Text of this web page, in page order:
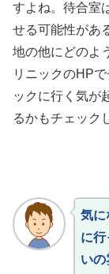
すよね。待合室
せる可能性があ
地の他にどのよ
リニックのHP
ックに行く気が
るかもチェック
気に
に行
いの